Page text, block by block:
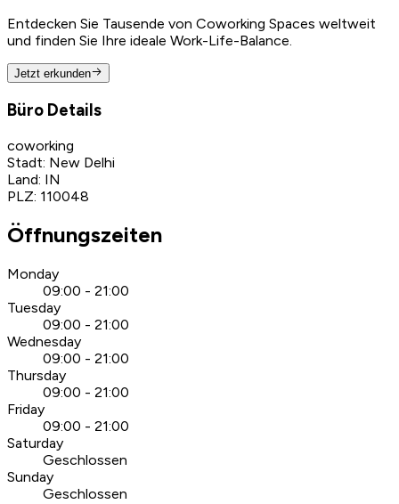
Entdecken Sie Tausende von Coworking Spaces weltweit
und finden Sie Ihre ideale Work-Life-Balance.
Jetzt erkunden
Büro Details
coworking
Stadt: New Delhi
Land: IN
PLZ: 110048
Öffnungszeiten
Monday
09:00 - 21:00
Tuesday
09:00 - 21:00
Wednesday
09:00 - 21:00
Thursday
09:00 - 21:00
Friday
09:00 - 21:00
Saturday
Geschlossen
Sunday
Geschlossen